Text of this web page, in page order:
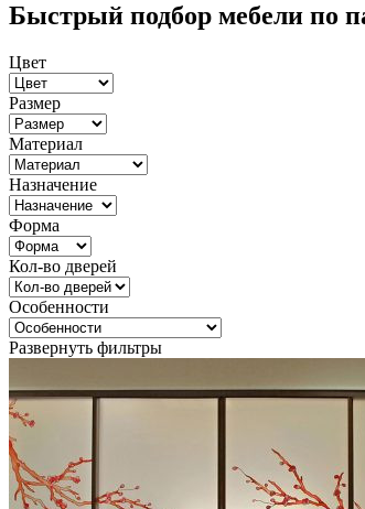
Быстрый подбор мебели по
Цвет
Размер
Материал
Назначение
Форма
Кол-во дверей
Особенности
Развернуть фильтры